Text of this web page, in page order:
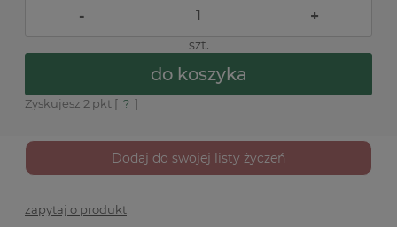
- +
szt.
do koszyka
Zyskujesz 2 pkt [ ? ]
Dodaj do swojej listy życzeń
zapytaj o produkt